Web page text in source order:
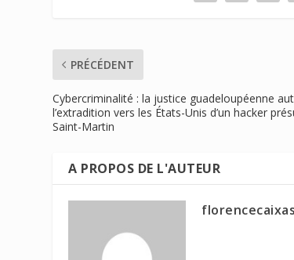
PRÉCÉDENT
Cybercriminalité : la justice guadeloupéenne
l’extradition vers les États-Unis d’un hacker
Saint-Martin
A PROPOS DE L'AUTEUR
florencecaixas